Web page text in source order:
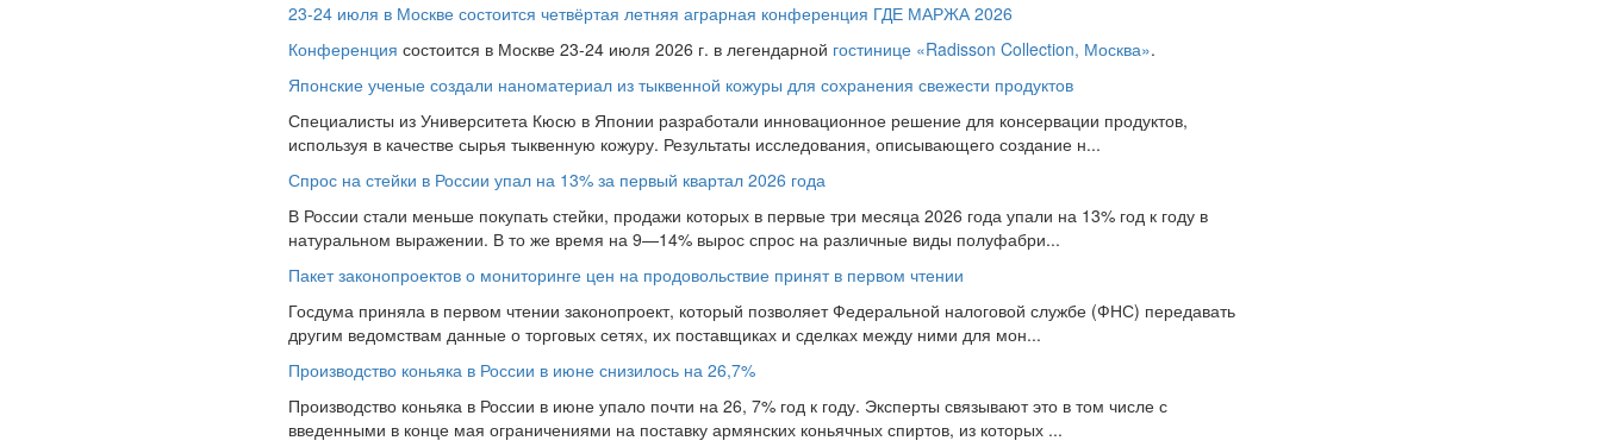
23-24 июля в Москве состоится четвёртая летняя аграрная конференция ГДЕ МАРЖА 2026
Конференция состоится в Москве 23-24 июля 2026 г. в легендарной гостинице «Radisson Collection, Москва».
Японские ученые создали наноматериал из тыквенной кожуры для сохранения свежести продуктов
Специалисты из Университета Кюсю в Японии разработали инновационное решение для консервации продуктов,
используя в качестве сырья тыквенную кожуру. Результаты исследования, описывающего создание н...
Спрос на стейки в России упал на 13% за первый квартал 2026 года
В России стали меньше покупать стейки, продажи которых в первые три месяца 2026 года упали на 13% год к году в
натуральном выражении. В то же время на 9—14% вырос спрос на различные виды полуфабри...
Пакет законопроектов о мониторинге цен на продовольствие принят в первом чтении
Госдума приняла в первом чтении законопроект, который позволяет Федеральной налоговой службе (ФНС) передавать
другим ведомствам данные о торговых сетях, их поставщиках и сделках между ними для мон...
Производство коньяка в России в июне снизилось на 26,7%
Производство коньяка в России в июне упало почти на 26, 7% год к году. Эксперты связывают это в том числе с
введенными в конце мая ограничениями на поставку армянских коньячных спиртов, из которых ...